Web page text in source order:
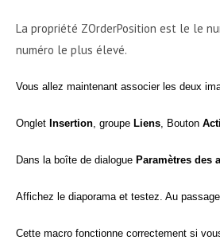
La propriété ZOrderPosition est le le
numéro le plus élevé.
Vous allez maintenant associer les deux
Onglet Insertion , groupe Liens , Bouton
Dans la boîte de dialogue Paramètres des
Affichez le diaporama et testez. Au
Cette macro fonctionne correctement si